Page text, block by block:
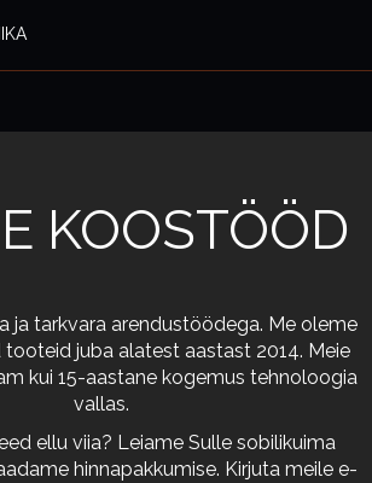
KOOSTÖÖD
ja tarkvara arendustöödega. Me oleme
juba alatest aastast 2014. Meie
kui 15-aastane kogemus tehnoloogia
vallas.
ellu viia? Leiame Sulle sobilikuima
hinnapakkumise. Kirjuta meile e-